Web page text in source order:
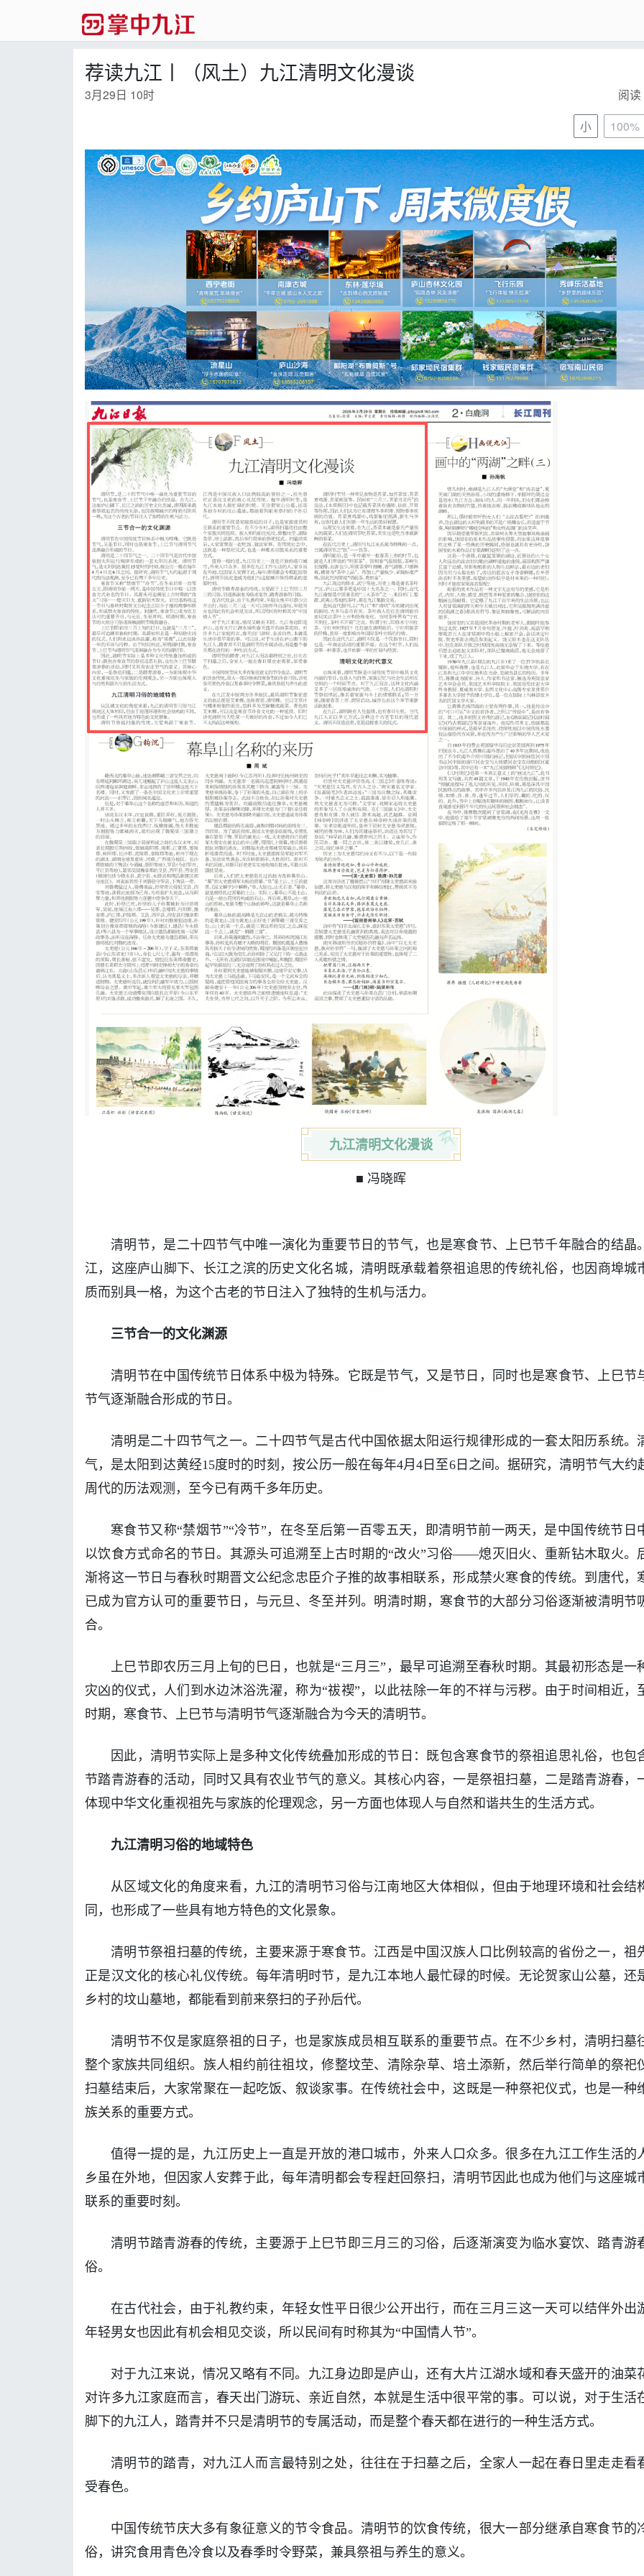
荐读九江丨（风土）九江清明文化漫谈
3月29日 10时
阅
小
100%
九江清明文化漫谈
■ 冯晓晖
清明节，是二十四节气中唯一演化为重要节日的节气，也是寒食节、上巳节千年融合的结晶
江，这座庐山脚下、长江之滨的历史文化名城，清明既承载着祭祖追思的传统礼俗，也因商埠城
质而别具一格，为这个古老的节日注入了独特的生机与活力。
三节合一的文化渊源
清明节在中国传统节日体系中极为特殊。它既是节气，又是节日，同时也是寒食节、上巳节
节气逐渐融合形成的节日。
清明是二十四节气之一。二十四节气是古代中国依据太阳运行规律形成的一套太阳历系统。
气，是太阳到达黄经15度时的时刻，按公历一般在每年4月4日至6日之间。据研究，清明节气大约
周代的历法观测，至今已有两千多年历史。
寒食节又称“禁烟节”“冷节”，在冬至后第一百零五天，即清明节前一两天，是中国传统节日
以饮食方式命名的节日。其源头可追溯至上古时期的“改火”习俗——熄灭旧火、重新钻木取火。
渐将这一节日与春秋时期晋文公纪念忠臣介子推的故事相联系，形成禁火寒食的传统。到唐代，
已成为官方认可的重要节日，与元旦、冬至并列。明清时期，寒食节的大部分习俗逐渐被清明节
合。
上巳节即农历三月上旬的巳日，也就是“三月三”，最早可追溯至春秋时期。其最初形态是一
灾凶的仪式，人们到水边沐浴洗濯，称为“祓禊”，以此祛除一年的不祥与污秽。由于时间相近，
时期，寒食节、上巳节与清明节气逐渐融合为今天的清明节。
因此，清明节实际上是多种文化传统叠加形成的节日：既包含寒食节的祭祖追思礼俗，也包
节踏青游春的活动，同时又具有农业节气的意义。其核心内容，一是祭祖扫墓，二是踏青游春，
体现中华文化重视祖先与家族的伦理观念，另一方面也体现人与自然和谐共生的生活方式。
九江清明习俗的地域特色
从区域文化的角度来看，九江的清明节习俗与江南地区大体相似，但由于地理环境和社会结
同，也形成了一些具有地方特色的文化景象。
清明节祭祖扫墓的传统，主要来源于寒食节。江西是中国汉族人口比例较高的省份之一，祖
正是汉文化的核心礼仪传统。每年清明时节，是九江本地人最忙碌的时候。无论贺家山公墓，还
乡村的坟山墓地，都能看到前来祭扫的子孙后代。
清明节不仅是家庭祭祖的日子，也是家族成员相互联系的重要节点。在不少乡村，清明扫墓
整个家族共同组织。族人相约前往祖坟，修整坟茔、清除杂草、培土添新，然后举行简单的祭祀
扫墓结束后，大家常聚在一起吃饭、叙谈家事。在传统社会中，这既是一种祭祀仪式，也是一种
族关系的重要方式。
值得一提的是，九江历史上一直是开放的港口城市，外来人口众多。很多在九江工作生活的
乡虽在外地，但因家人安葬于此，每年清明都会专程赶回祭扫，清明节因此也成为他们与这座城
联系的重要时刻。
清明节踏青游春的传统，主要源于上巳节即三月三的习俗，后逐渐演变为临水宴饮、踏青游
俗。
在古代社会，由于礼教约束，年轻女性平日很少公开出行，而在三月三这一天可以结伴外出
年轻男女也因此有机会相见交谈，所以民间有时称其为“中国情人节”。
对于九江来说，情况又略有不同。九江身边即是庐山，还有大片江湖水域和春天盛开的油菜
对许多九江家庭而言，春天出门游玩、亲近自然，本就是生活中很平常的事。可以说，对于生活
脚下的九江人，踏青并不只是清明节的专属活动，而是整个春天都在进行的一种生活方式。
清明节的踏青，对九江人而言最特别之处，往往在于扫墓之后，全家人一起在春日里走走看
受春色。
中国传统节庆大多有象征意义的节令食品。清明节的饮食传统，很大一部分继承自寒食节的
俗，讲究食用青色冷食以及春季时令野菜，兼具祭祖与养生的意义。